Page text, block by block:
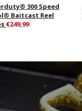
300 Speed
Baitcast Reel
€249,99